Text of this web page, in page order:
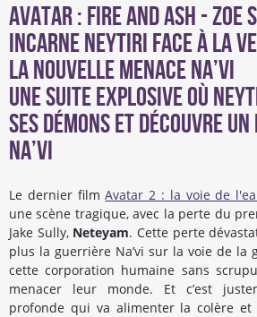
Avatar : Fire and Ash - Zoe
incarne Neytiri face à la
la nouvelle menace Na’vi
Une suite explosive où
ses démons et découvre
Na’vi
Le dernier filmAvatar 2 : la voie de
une scène tragique, avec la perte du
Jake Sully, Neteyam. Cette perte
plus la guerrière Na’vi sur la voie de la
cette corporation humaine sans
menacer leur monde. Et c’est
profonde qui va alimenter la colère